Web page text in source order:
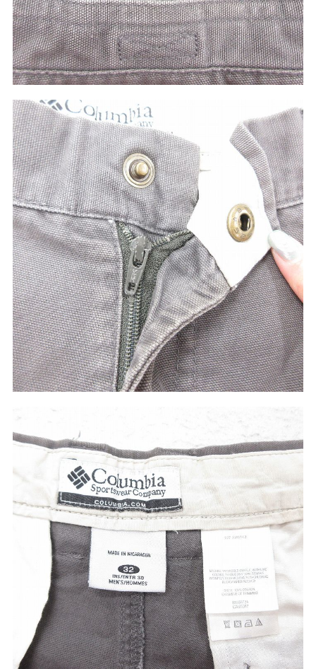
Tシャツ
Tシャツ
Tシャツ
USA製
ボロ ミリタリー
すべてのマニアックを見る
Search by Period年代から探す
90年代 80年代 70年代
60年代 50年代 40年代
すべての年代を見る
週刊ラッシュアウト新聞
古着コラム
Youtube 古着屋Rush Out チャンネル
スタッフコーディネート
ご利用案内
お客様の声
レビュー1万件突破
お気に入りリスト
会員登録
メルマガ登録
会社概要